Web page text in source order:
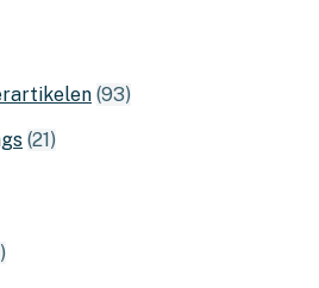
(93)
(21)